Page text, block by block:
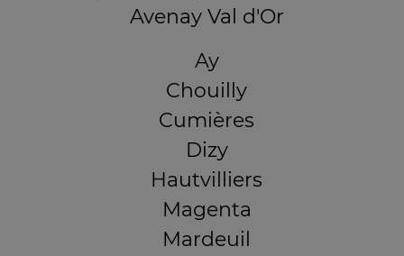
Avenay Val d'Or
Ay
Chouilly
Cumières
Dizy
Hautvilliers
Magenta
Mardeuil